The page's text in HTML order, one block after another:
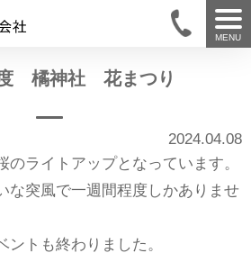
MENU
度 橘神社 花まつり
2024.04.08
のライトアップとなっています。
な突風で一週間程度しかありませ
トも終わりました。